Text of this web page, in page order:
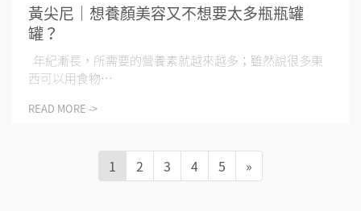
黃尖尼｜想養顏美容又不想要太多瓶瓶罐
罐？
年紀漸長，所需要的營養素就越來越多；雖然說很多東
西可以用食物⋯
READ MORE ->
1 2 3 4 5 »